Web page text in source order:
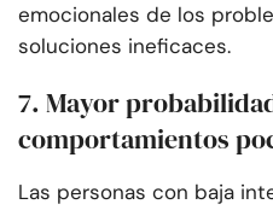
emocionales de los
soluciones ineficaces.
7. Mayor
comportamientos
Las personas con baja